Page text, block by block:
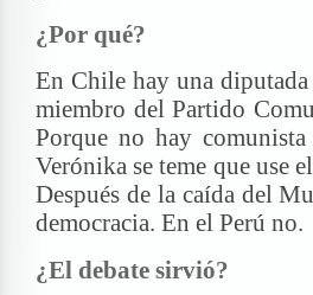
¿Por qué?
En Chile hay una
miembro del Partido
Porque no hay
Verónika se teme que use
Después de la caída del
democracia. En el Perú no.
¿El debate sirvió?